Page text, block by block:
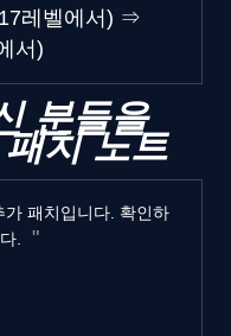
레벨에서) ⇒
서)
분들을
치 노트
패치입니다. 확인하
.